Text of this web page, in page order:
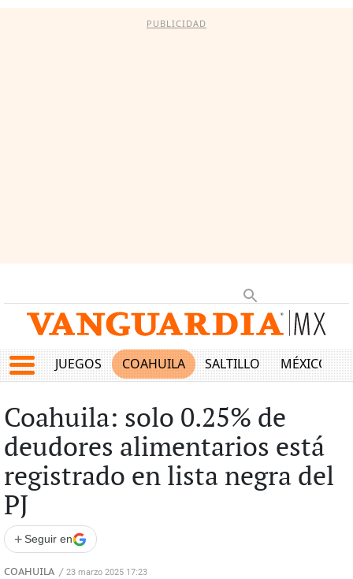
PUBLICIDAD
JUEGOS COAHUILA SALTILLO MÉXICO
Coahuila: solo 0.25% de
deudores alimentarios está
registrado en lista negra del
PJ
+ Seguir en
COAHUILA / 23 marzo 2025 17:23